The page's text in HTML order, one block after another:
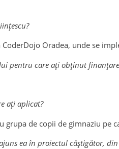
Oradea, unde se
pentru care ați obținut
ați aplicat?
grupa de copii de gimnaziu pe
ea în proiectul câștigător,